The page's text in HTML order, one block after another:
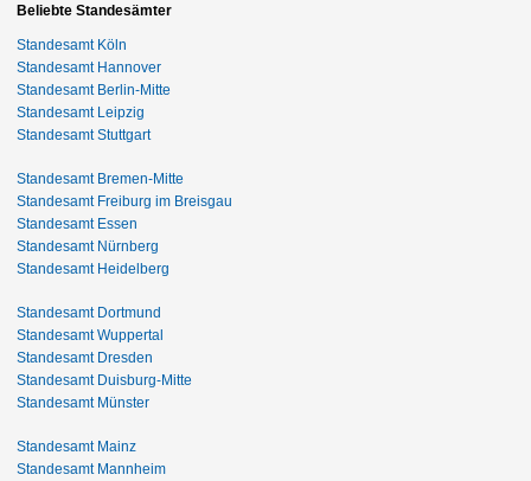
Beliebte Standesämter
Standesamt Köln
Standesamt Hannover
Standesamt Berlin-Mitte
Standesamt Leipzig
Standesamt Stuttgart
Standesamt Bremen-Mitte
Standesamt Freiburg im Breisgau
Standesamt Essen
Standesamt Nürnberg
Standesamt Heidelberg
Standesamt Dortmund
Standesamt Wuppertal
Standesamt Dresden
Standesamt Duisburg-Mitte
Standesamt Münster
Standesamt Mainz
Standesamt Mannheim